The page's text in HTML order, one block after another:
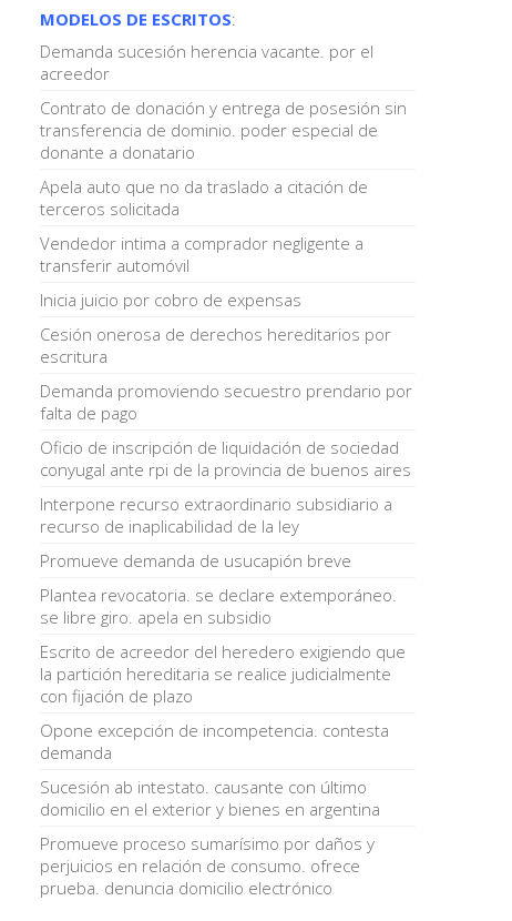
MODELOS DE ESCRITOS:
Demanda sucesión herencia vacante. por el
acreedor
Contrato de donación y entrega de posesión sin
transferencia de dominio. poder especial de
donante a donatario
Apela auto que no da traslado a citación de
terceros solicitada
Vendedor intima a comprador negligente a
transferir automóvil
Inicia juicio por cobro de expensas
Cesión onerosa de derechos hereditarios por
escritura
Demanda promoviendo secuestro prendario por
falta de pago
Oficio de inscripción de liquidación de sociedad
conyugal ante rpi de la provincia de buenos aires
Interpone recurso extraordinario subsidiario a
recurso de inaplicabilidad de la ley
Promueve demanda de usucapión breve
Plantea revocatoria. se declare extemporáneo.
se libre giro. apela en subsidio
Escrito de acreedor del heredero exigiendo que
la partición hereditaria se realice judicialmente
con fijación de plazo
Opone excepción de incompetencia. contesta
demanda
Sucesión ab intestato. causante con último
domicilio en el exterior y bienes en argentina
Promueve proceso sumarísimo por daños y
perjuicios en relación de consumo. ofrece
prueba. denuncia domicilio electrónico